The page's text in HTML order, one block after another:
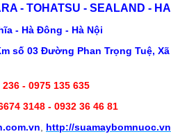
- TOHATSU - SEALAND -
- Hà Đông - Hà Nội
số 03 Đường Phan Trọng Tuệ,
- 0975 135 635
3148 - 0932 36 46 81
http://suamaybomnuoc.vn